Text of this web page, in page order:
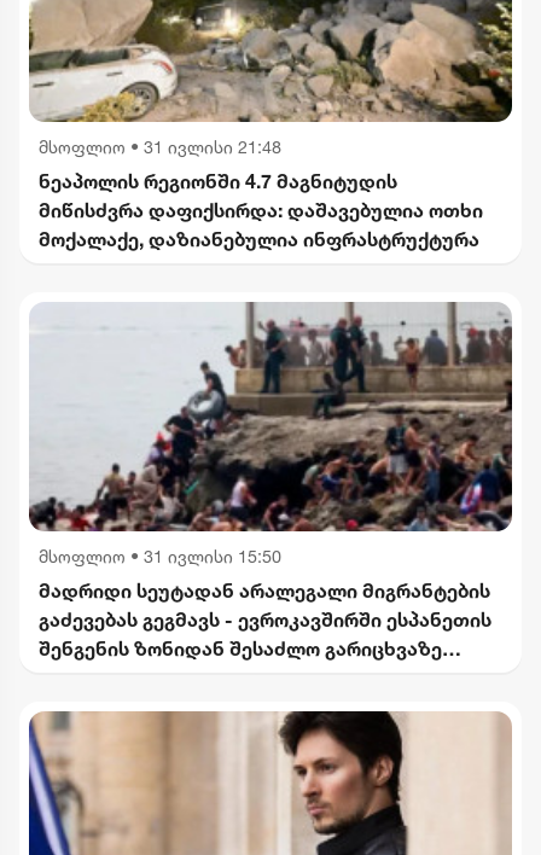
მსოფლიო • 31 ივლისი 21:48
ნეაპოლის რეგიონში 4.7 მაგნიტუდის
მიწისძვრა დაფიქსირდა: დაშავებულია ოთხი
მოქალაქე, დაზიანებულია ინფრასტრუქტურა
მსოფლიო • 31 ივლისი 15:50
მადრიდი სეუტადან არალეგალი მიგრანტების
გაძევებას გეგმავს - ევროკავშირში ესპანეთის
შენგენის ზონიდან შესაძლო გარიცხვაზე